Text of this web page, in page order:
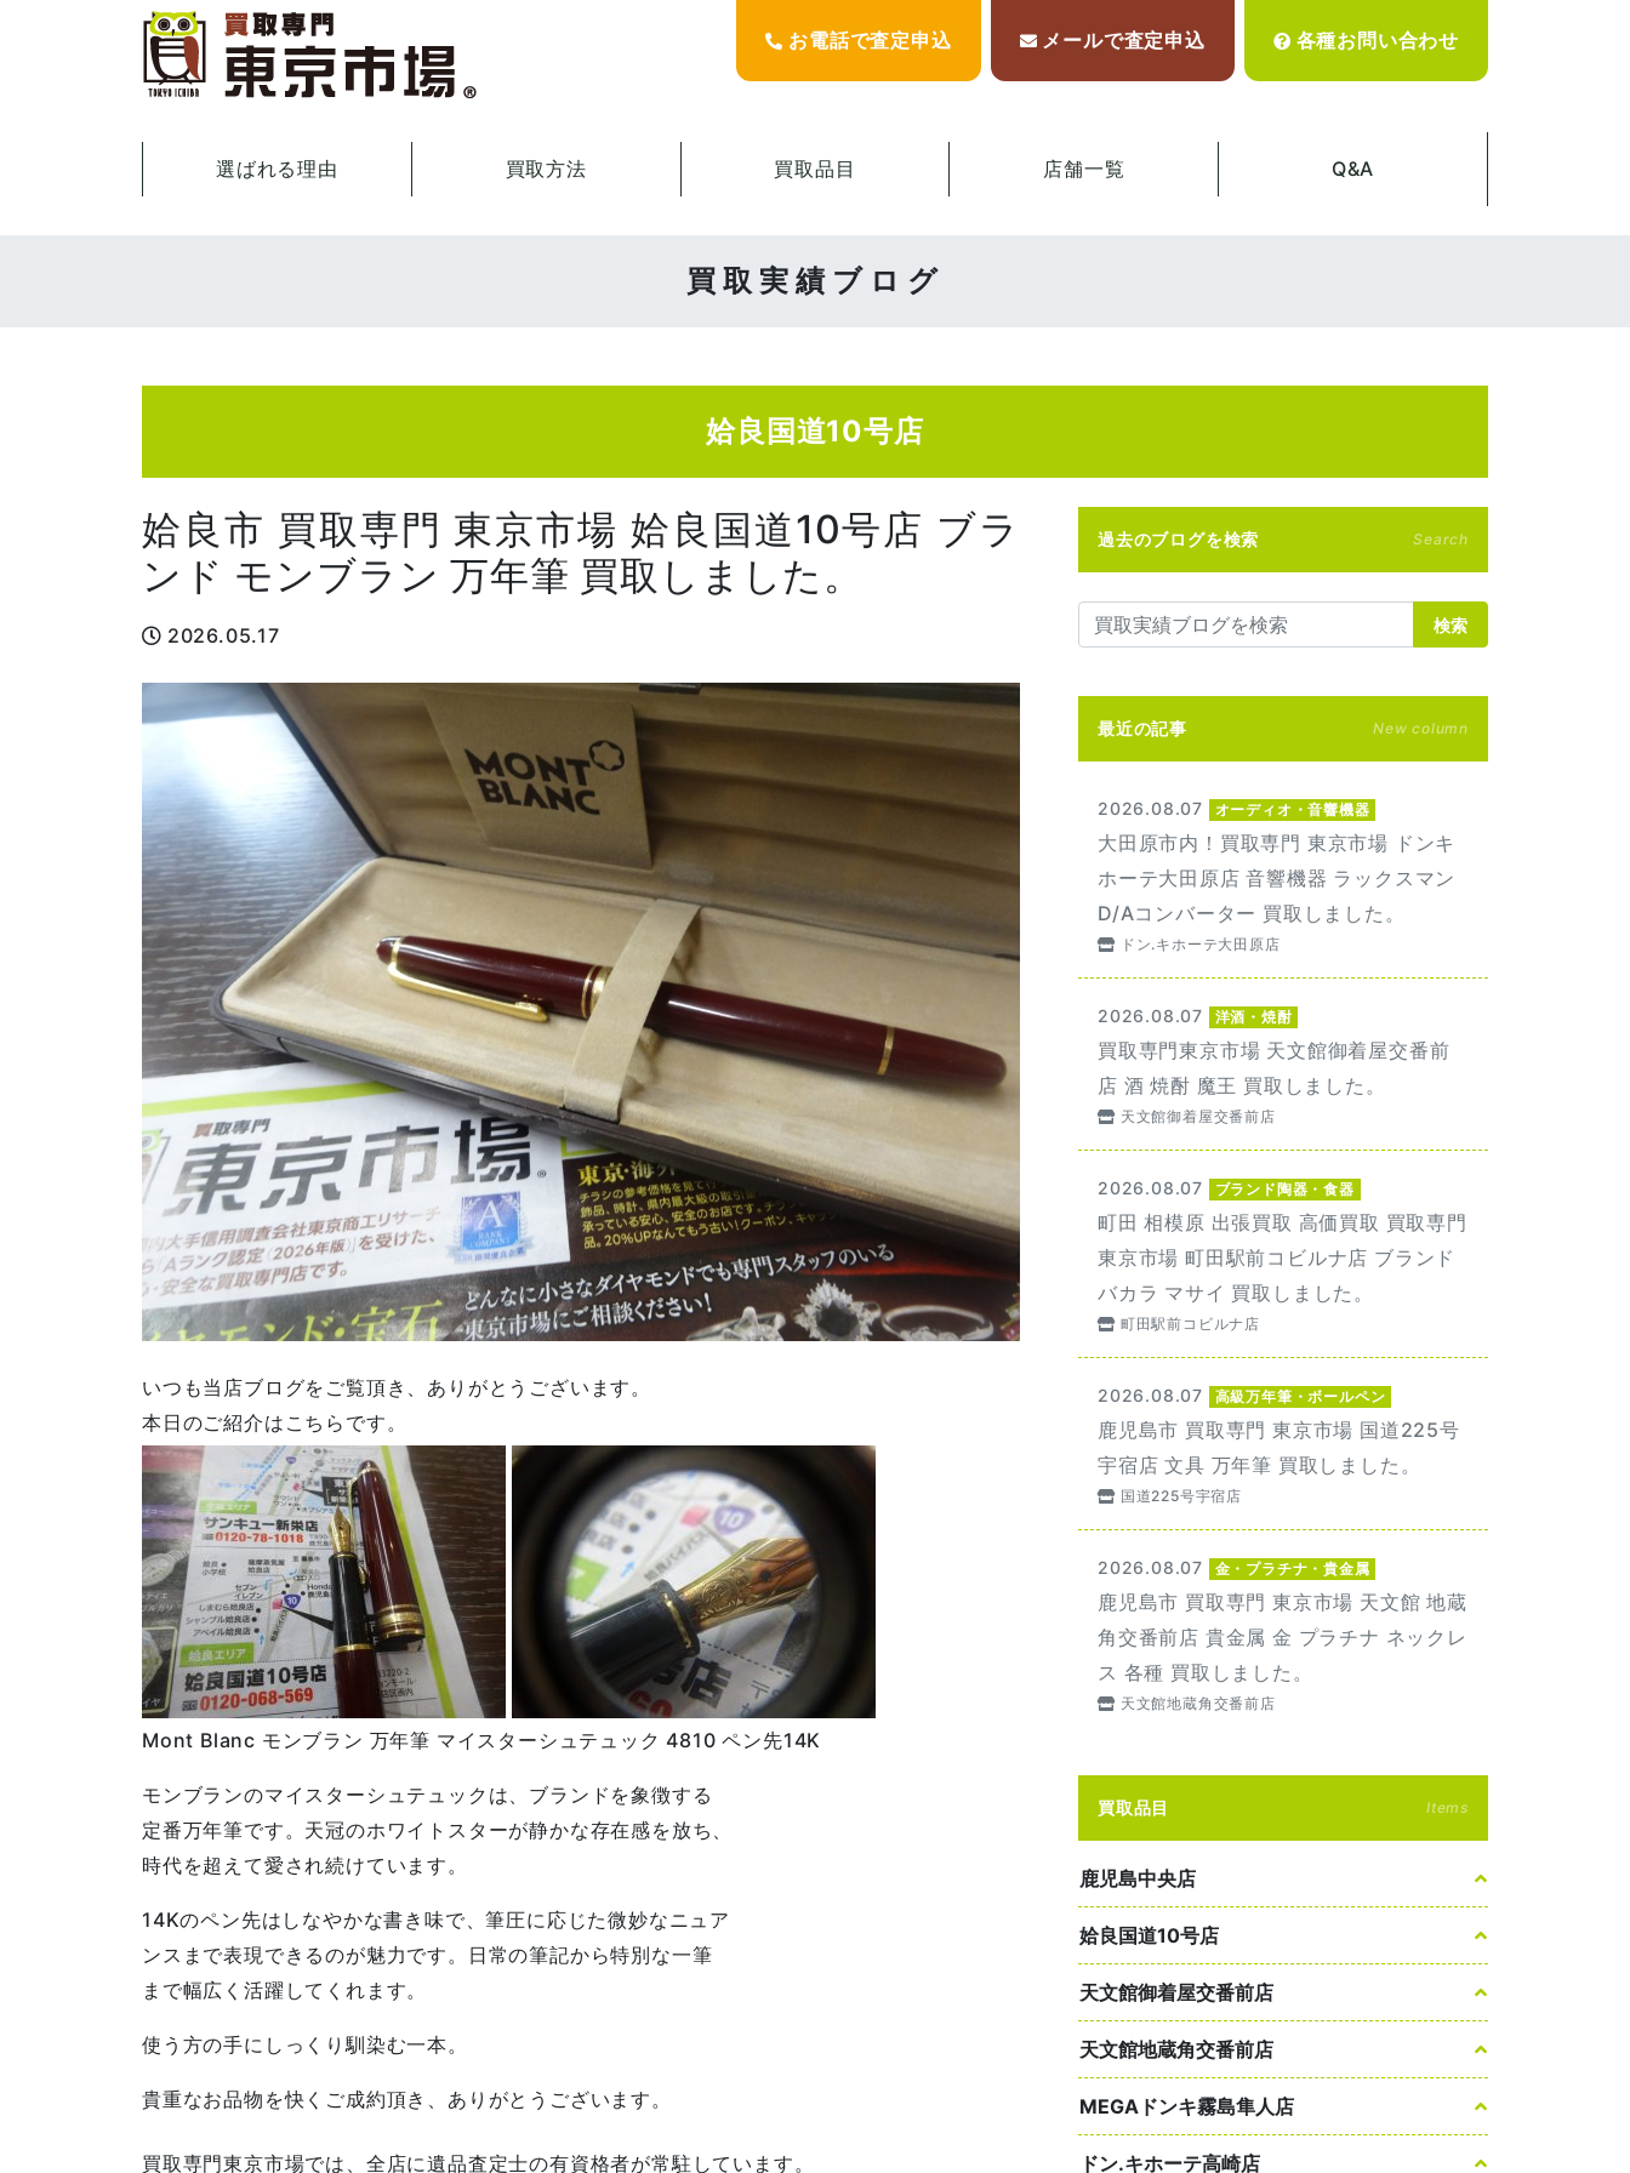
お電話で査定申込 メールで査定申込 各種お問い合わせ
選ばれる理由 買取方法 買取品目 店舗一覧 Q&A
買取実績ブログ
姶良国道10号店
姶良市 買取専門 東京市場 姶良国道10号店 ブラ
ンド モンブラン 万年筆 買取しました。
2026.05.17
いつも当店ブログをご覧頂き、ありがとうございます。
本日のご紹介はこちらです。
Mont Blanc モンブラン 万年筆 マイスターシュテュック 4810 ペン先14K
モンブランのマイスターシュテュックは、ブランドを象徴する
定番万年筆です。天冠のホワイトスターが静かな存在感を放ち、
時代を超えて愛され続けています。
14Kのペン先はしなやかな書き味で、筆圧に応じた微妙なニュア
ンスまで表現できるのが魅力です。日常の筆記から特別な一筆
まで幅広く活躍してくれます。
使う方の手にしっくり馴染む一本。
貴重なお品物を快くご成約頂き、ありがとうございます。
買取専門東京市場では、全店に遺品査定士の有資格者が常駐しています。
過去のブログを検索 Search
検索
最近の記事 New column
2026.08.07 オーディオ・音響機器
大田原市内！買取専門 東京市場 ドンキ
ホーテ大田原店 音響機器 ラックスマン
D/Aコンバーター 買取しました。
ドン.キホーテ大田原店
2026.08.07 洋酒・焼酎
買取専門東京市場 天文館御着屋交番前
店 酒 焼酎 魔王 買取しました。
天文館御着屋交番前店
2026.08.07 ブランド陶器・食器
町田 相模原 出張買取 高価買取 買取専門
東京市場 町田駅前コビルナ店 ブランド
バカラ マサイ 買取しました。
町田駅前コビルナ店
2026.08.07 高級万年筆・ボールペン
鹿児島市 買取専門 東京市場 国道225号
宇宿店 文具 万年筆 買取しました。
国道225号宇宿店
2026.08.07 金・プラチナ・貴金属
鹿児島市 買取専門 東京市場 天文館 地蔵
角交番前店 貴金属 金 プラチナ ネックレ
ス 各種 買取しました。
天文館地蔵角交番前店
買取品目 Items
鹿児島中央店
姶良国道10号店
天文館御着屋交番前店
天文館地蔵角交番前店
MEGAドンキ霧島隼人店
ドン.キホーテ高崎店